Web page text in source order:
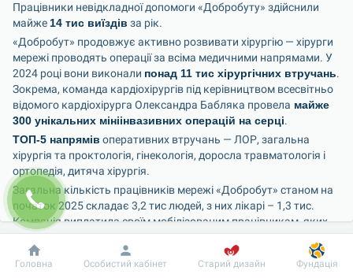
Працівники невідкладної допомоги «Добробуту» здійснили
майже 14 тис виїздів за рік.
«Добробут» продовжує активно розвивати хірургію — хірурги
мережі проводять операції за всіма медичними напрямами. У
2024 році вони виконали понад 11 тис хірургічних втручань.
Зокрема, команда кардіохірургів під керівництвом всесвітньо
відомого кардіохірурга Олександра Бабляка провела майже
300 унікальних мініінвазивних операцій на серці.
ТОП-5 напрямів оперативних втручань — ЛОР, загальна
хірургія та проктологія, гінекологія, доросла травматологія і
ортопедія, дитяча хірургія.
Загальна кількість працівників мережі «Добробут» станом на
початок 2025 складає 3,2 тис людей, з них лікарі – 1,3 тис.
Компанія виплатила своїм мобілізованим працівникам, яких
наразі 131 людина, майже 22 млн грн з податками.
«Минулий рік підтвердив нашу стійкість і здатність
Добробут Інформація Пацієнту
Головна Особистий кабінет Старий дизайн Фундація